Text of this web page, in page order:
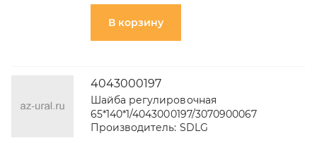
В корзину
4043000197
Шайба регулировочная
65*140*1/4043000197/3070900067
Производитель: SDLG